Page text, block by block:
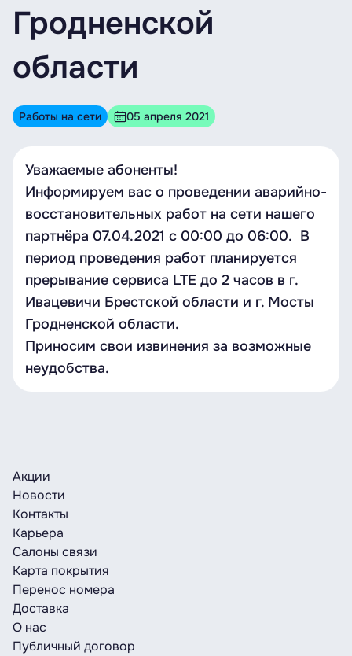
Гродненской
области
Работы на сети 05 апреля 2021
Уважаемые абоненты!
Информируем вас о проведении аварийно-
восстановительных работ на сети нашего
партнёра 07.04.2021 c 00:00 до 06:00. В
период проведения работ планируется
прерывание сервиса LTE до 2 часов в г.
Ивацевичи Брестской области и г. Мосты
Гродненской области.
Приносим свои извинения за возможные
неудобства.
Акции
Новости
Контакты
Карьера
Салоны связи
Карта покрытия
Перенос номера
Доставка
О нас
Публичный договор